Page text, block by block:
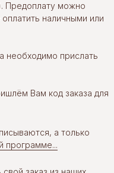
Предоплату можно
наличными или
необходимо прислать
Вам код заказа для
а только
программе...